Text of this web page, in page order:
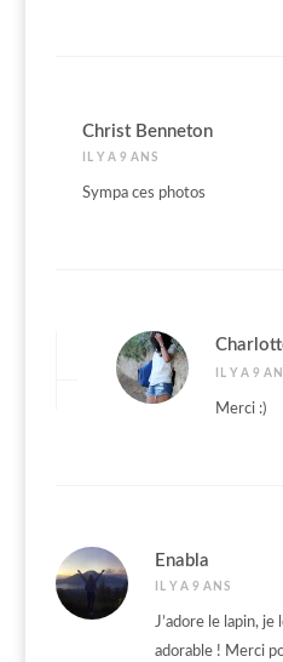
Christ Benneton
IL Y A 9 ANS
Sympa ces photos
IL Y A 9
Merci :)
Enabla
IL Y A 9 ANS
J’adore le lapin,
adorable ! Merci